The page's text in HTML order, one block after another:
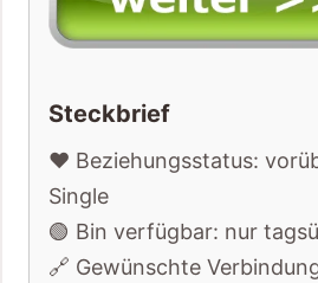
Steckbrief
❤️ Beziehungsstatus:
Single
🟢 Bin verfügbar: nur
🔗 Gewünschte